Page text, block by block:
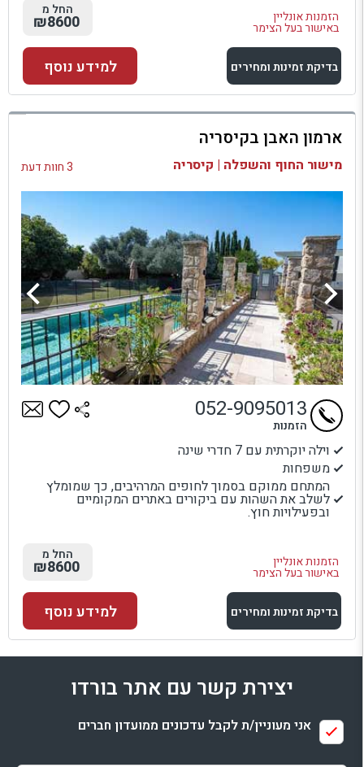
הזמנות אונליין
באישור בעל הצימר
החל מ
₪8600
בדיקת זמינות ומחירים
למתחם זה
בדיקת זמינות ומחירים
למידע נוסף
ארמון האבן בקיסריה
מישור החוף והשפלה | קיסריה 3 חוות דעת
וילה יוקרתית עם 7 חדרי שינה
משפחות
המתחם ממוקם בסמוך לחופים המרהיבים, כך שמומלץ
לשלב את השהות עם ביקורים באתרים המקומיים
ובפעילויות חוץ.
הזמנות אונליין
באישור בעל הצימר
052-9095013
הזמנות
החל מ
₪8600
בדיקת זמינות ומחירים
למתחם זה
בדיקת זמינות ומחירים
למידע נוסף
יצירת קשר עם אתר בורדו
אני מעוניין/ת לקבל עדכונים ממועדון חברים